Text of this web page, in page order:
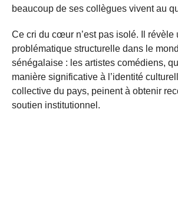
beaucoup de ses collègues vivent au
Ce cri du cœur n’est pas isolé. Il révèle
problématique structurelle dans le
sénégalaise : les artistes comédiens,
manière significative à l’identité
collective du pays, peinent à obtenir
soutien institutionnel.